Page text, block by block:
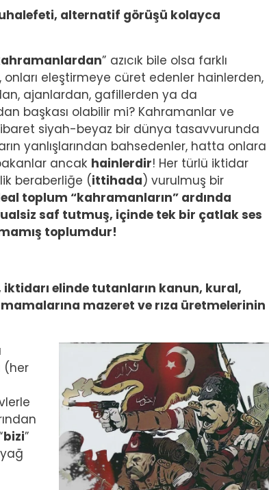
alternatif görüşü kolayca
” azıcık bile olsa farklı
onları eleştirmeye cüret edenler hainlerden,
ajanlardan, gafillerden ya da
başkası olabilir mi? Kahramanlar ve
siyah-beyaz bir dünya tasavvurunda
yanlışlarından bahsedenler, hatta onlara
ancak hainlerdir! Her türlü iktidar
beraberliğe (ittihada) vurulmuş bir
toplum “kahramanların” ardında
saf tutmuş, içinde tek bir çatlak ses
toplumdur!
iktidarı elinde tutanların kanun, kural,
mazeret ve rıza üretmelerinin
(her
bizi”